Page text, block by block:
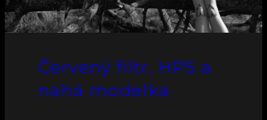
Červený filtr, HP5 a
nahá modelka